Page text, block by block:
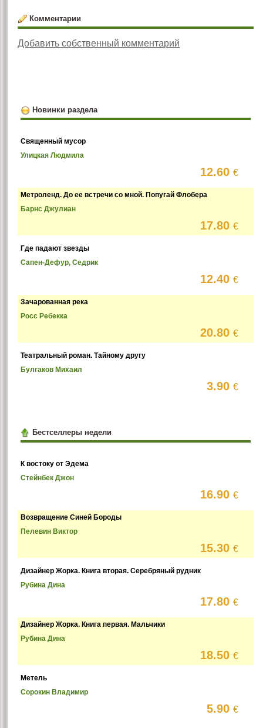
Комментарии
Добавить собственный комментарий
Новинки раздела
Священный мусор
Улицкая Людмила
12.60€
Метроленд. До ее встречи со мной. Попугай Флобера
Барнс Джулиан
17.80€
Где падают звезды
Сапен-Дефур, Седрик
12.40€
Зачарованная река
Росс Ребекка
20.80€
Театральный роман. Тайному другу
Булгаков Михаил
3.90€
Бестселлеры недели
К востоку от Эдема
Стейнбек Джон
16.90€
Возвращение Синей Бороды
Пелевин Виктор
15.30€
Дизайнер Жорка. Книга вторая. Серебряный рудник
Рубина Дина
17.80€
Дизайнер Жорка. Книга первая. Мальчики
Рубина Дина
18.50€
Метель
Сорокин Владимир
5.90€